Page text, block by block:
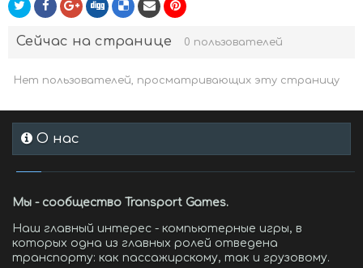
Сейчас на странице 0 пользователей
Нет пользователей, просматривающих эту страницу
О нас
Мы - сообщество Transport Games.
Наш главный интерес - компьютерные игры, в
которых одна из главных ролей отведена
транспорту: как пассажирскому, так и грузовому.